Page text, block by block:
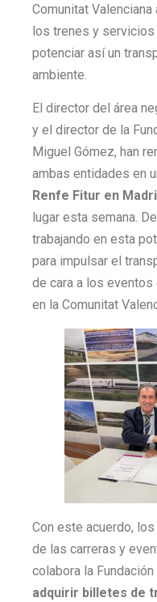
Comunitat
los trenes y servicios
potenciar así un
ambiente.
El director del área
y el director de la
Miguel Gómez, han
ambas entidades en
Renfe Fitur en
lugar esta semana.
trabajando en esta
para impulsar el
de cara a los
en la Comunitat
Con este acuerdo,
de las carreras y
colabora la
adquirir billetes de